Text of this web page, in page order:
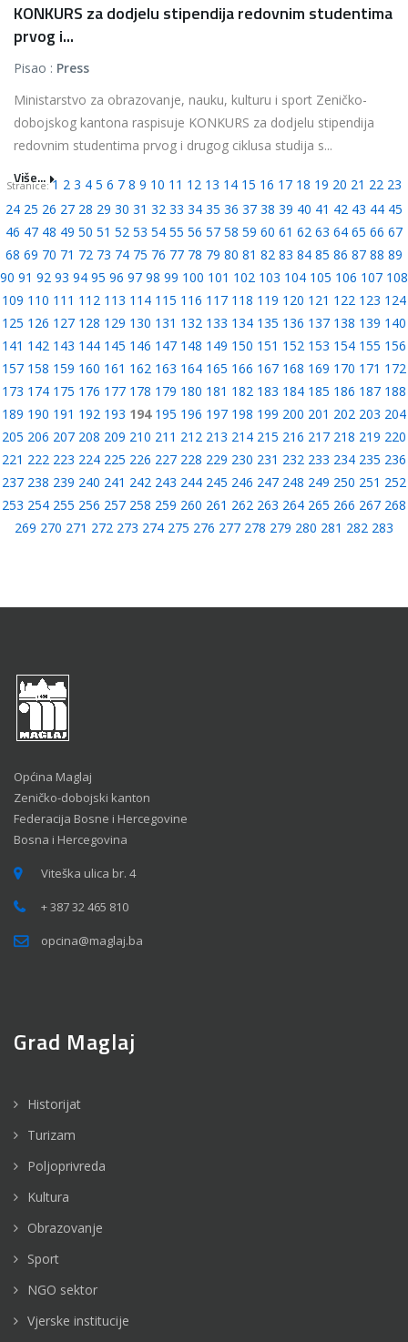
KONKURS za dodjelu stipendija redovnim studentima
prvog i...
Pisao : Press
Ministarstvo za obrazovanje, nauku, kulturu i sport Zeničko-
dobojskog kantona raspisuje KONKURS za dodjelu stipendija
redovnim studentima prvog i drugog ciklusa studija s...
Više...
Stranice:1 2 3 4 5 6 7 8 9 10 11 12 13 14 15 16 17 18 19 20 21 22 23
24 25 26 27 28 29 30 31 32 33 34 35 36 37 38 39 40 41 42 43 44 45
46 47 48 49 50 51 52 53 54 55 56 57 58 59 60 61 62 63 64 65 66 67
68 69 70 71 72 73 74 75 76 77 78 79 80 81 82 83 84 85 86 87 88 89
90 91 92 93 94 95 96 97 98 99 100 101 102 103 104 105 106 107 108
109 110 111 112 113 114 115 116 117 118 119 120 121 122 123 124
125 126 127 128 129 130 131 132 133 134 135 136 137 138 139 140
141 142 143 144 145 146 147 148 149 150 151 152 153 154 155 156
157 158 159 160 161 162 163 164 165 166 167 168 169 170 171 172
173 174 175 176 177 178 179 180 181 182 183 184 185 186 187 188
189 190 191 192 193 194 195 196 197 198 199 200 201 202 203 204
205 206 207 208 209 210 211 212 213 214 215 216 217 218 219 220
221 222 223 224 225 226 227 228 229 230 231 232 233 234 235 236
237 238 239 240 241 242 243 244 245 246 247 248 249 250 251 252
253 254 255 256 257 258 259 260 261 262 263 264 265 266 267 268
269 270 271 272 273 274 275 276 277 278 279 280 281 282 283
Općina Maglaj
Zeničko-dobojski kanton
Federacija Bosne i Hercegovine
Bosna i Hercegovina
Viteška ulica br. 4
+ 387 32 465 810
opcina@maglaj.ba
Grad Maglaj
Historijat
Turizam
Poljoprivreda
Kultura
Obrazovanje
Sport
NGO sektor
Vjerske institucije